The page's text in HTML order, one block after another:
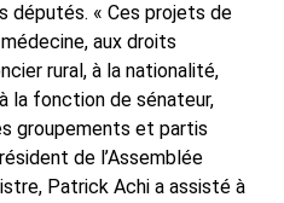
députés. « Ces projets de
aux droits
rural, à la nationalité,
la fonction de sénateur,
groupements et partis
de l’Assemblée
Patrick Achi a assisté à